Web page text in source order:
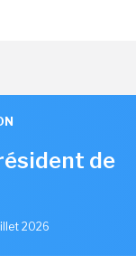
de
2026